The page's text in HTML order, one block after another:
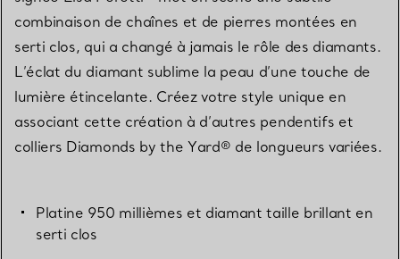
combinaison de chaînes et de pierres montées en
serti clos, qui a changé à jamais le rôle des diamants.
L’éclat du diamant sublime la peau d’une touche de
lumière étincelante. Créez votre style unique en
associant cette création à d’autres pendentifs et
colliers Diamonds by the Yard® de longueurs variées.
Platine 950 millièmes et diamant taille brillant en
serti clos